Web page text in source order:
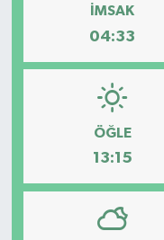
İMSAK
04:33
ÖĞLE
13:15
Yaşam
Yerel Yönetimler
Yurttan